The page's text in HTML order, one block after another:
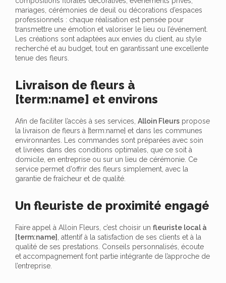
mariages, cérémonies de deuil ou décorations d’espaces
professionnels : chaque réalisation est pensée pour
transmettre une émotion et valoriser le lieu ou l’événement.
Les créations sont adaptées aux envies du client, au style
recherché et au budget, tout en garantissant une excellente
tenue des fleurs.
Livraison de fleurs à
[term:name] et environs
Afin de faciliter l’accès à ses services, Alloin Fleurs propose
la livraison de fleurs à [term:name] et dans les communes
environnantes. Les commandes sont préparées avec soin
et livrées dans des conditions optimales, que ce soit à
domicile, en entreprise ou sur un lieu de cérémonie. Ce
service permet d’offrir des fleurs simplement, avec la
garantie de fraîcheur et de qualité.
Un fleuriste de proximité engagé
Faire appel à Alloin Fleurs, c’est choisir un fleuriste local à
[term:name]
, attentif à la satisfaction de ses clients et à la
qualité de ses prestations. Conseils personnalisés, écoute
et accompagnement font partie intégrante de l’approche de
l’entreprise.